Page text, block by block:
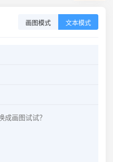
画图模式 文本模式